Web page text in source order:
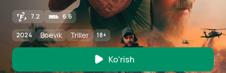
7.2 6.6
2024 Boevik Triller 18+
Ko'rish